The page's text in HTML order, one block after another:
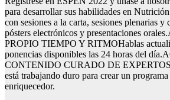
para desarrollar sus habilidades en
con sesiones a la carta, sesiones plenarias y
pósters electrónicos y presentaciones
PROPIO TIEMPO Y RITMOHablas
ponencias disponibles las 24 horas del
CONTENIDO CURADO DE
está trabajando duro para crear un
enriquecedor.